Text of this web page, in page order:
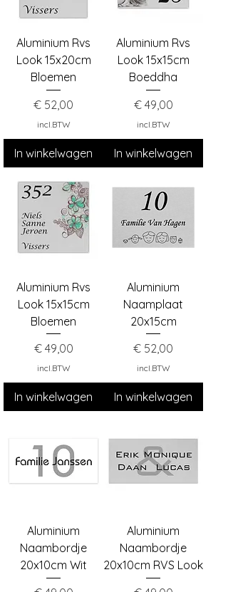
Aluminium Rvs
Look 15x20cm
Bloemen
Prijs
€ 52,00
incl.BTW
In winkelwagen
Aluminium Rvs
Look 15x15cm
Boeddha
Prijs
€ 49,00
incl.BTW
In winkelwagen
Aluminium Rvs
Look 15x15cm
Bloemen
Prijs
€ 49,00
incl.BTW
In winkelwagen
Aluminium
Naamplaat
20x15cm
Prijs
€ 52,00
incl.BTW
In winkelwagen
Aluminium
Naambordje
20x10cm Wit
Aluminium
Naambordje
20x10cm RVS Look